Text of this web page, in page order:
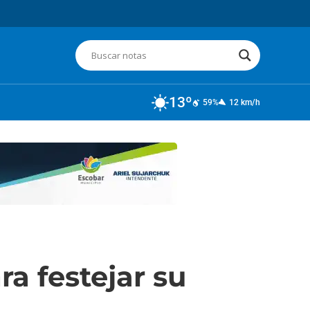
13º 59% 12 km/h
festejar su